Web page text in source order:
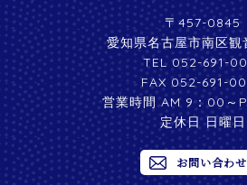
〒457-0845
愛知県名古屋市南区観
TEL 052-691-
FAX 052-691-
営業時間 AM 9：00～
定休日 日曜日
お問い合わせ